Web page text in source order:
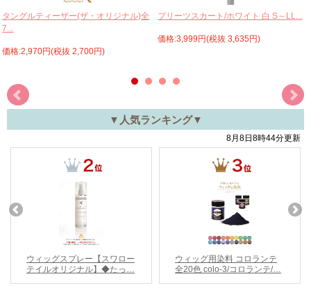
タングルティーザー(ザ・オリジナル)全
7...
価格:2,970円(税抜 2,700円)
プリーツスカート/ホワイト 白 S～LL...
価格:3,999円(税抜 3,635円)
▼人気ランキング▼